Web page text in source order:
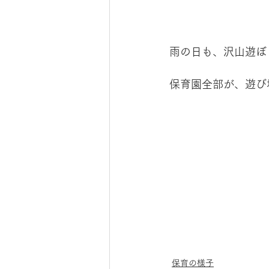
雨の日も、沢山遊ぼ
保育園全部が、遊び
保育の様子